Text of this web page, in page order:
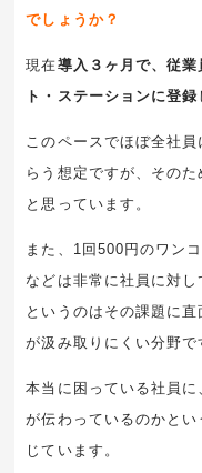
でしょうか？
現在導入３ヶ月で、従業
ト・ステーションに登録
このペースでほぼ全社
らう想定ですが、その
と思っています。
また、1回500円のワン
などは非常に社員に対
というのはその課題に
が汲み取りにくい分野で
本当に困っている社員
が伝わっているのかと
じています。